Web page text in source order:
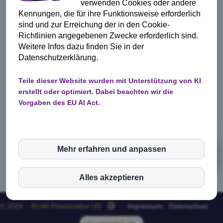
Vorgangsnummer :123-89472-8393
Sicherheitshinweis:Diese Information wurde mit Hilfe
der künstlichen Intelligenz (KI) erzeugt und ist keine
Rechtsberatung. Es liegt in Deiner eigenen Verantwortung,
die Informationen auf die jeweilige Situation anzupassen
Mitglied im www.mein-lebensbaum-konzept.de - hier
findest Du zu vielen Lebenssituationen Tipps und
Ratschläge. Genieße ein gesundes und glückliches Leben,
© 2026 - KI-WI Privatinstitut UG Impressum Datenschutz
verwenden Cookies oder andere
Kennungen, die für ihre Funktionsweise erforderlich
sind und zur Erreichung der in den Cookie-
Richtlinien angegebenen Zwecke erforderlich sind.
Weitere Infos dazu finden Sie in der
Datenschutzerklärung.
Teile dieser Website wurden mit Unterstützung von KI
erstellt oder optimiert. Dabei beachten wir die
Vorgaben des EU AI Act.
inCMS
Mehr erfahren und anpassen
Alles akzeptieren